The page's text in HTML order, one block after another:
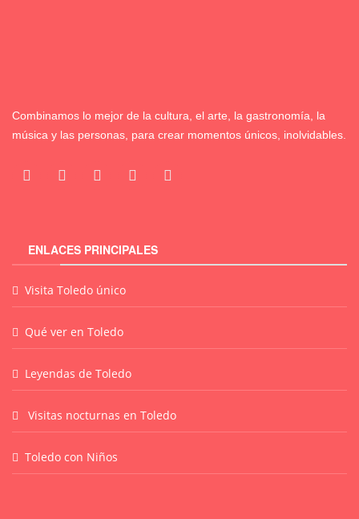
Combinamos lo mejor de la cultura, el arte, la gastronomía, la
música y las personas, para crear momentos únicos, inolvidables.
ENLACES PRINCIPALES
Visita Toledo único
Qué ver en Toledo
Leyendas de Toledo
Visitas nocturnas en Toledo
Toledo con Niños